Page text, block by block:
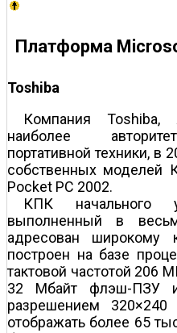
Платформа
Toshiba
Компания
наиболее
портативной техники, в
собственных моделей
Pocket PC 2002.
КПК начального
выполненный в
адресован широкому
построен на базе
тактовой частотой 206
32 Мбайт флэш-ПЗУ
разрешением
отображать более 65